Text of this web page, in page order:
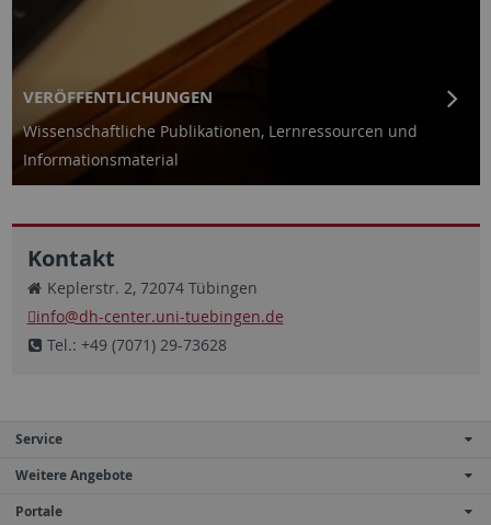
VERÖFFENTLICHUNGEN
Wissenschaftliche Publikationen, Lernressourcen und
Informationsmaterial
Kontakt
Keplerstr. 2, 72074 Tübingen
info@dh-center.uni-tuebingen.de
Tel.: +49 (7071) 29-73628
Service
Weitere Angebote
Portale